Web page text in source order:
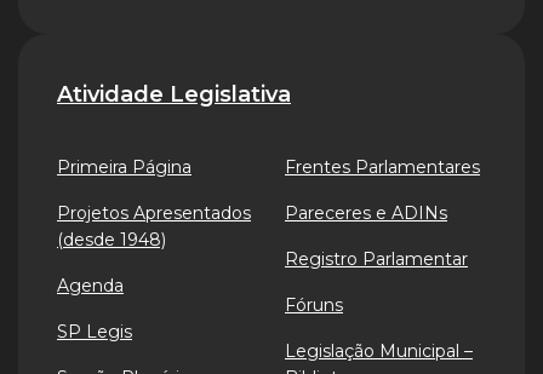
Atividade Legislativa
Primeira Página
Projetos Apresentados
(desde 1948)
Agenda
SP Legis
Frentes Parlamentares
Pareceres e ADINs
Registro Parlamentar
Fóruns
Legislação Municipal –